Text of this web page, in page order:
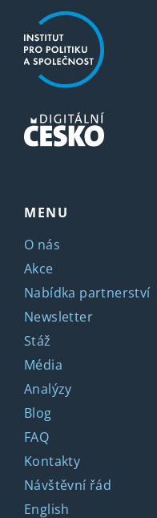
MENU
O nás
Akce
Nabídka partnerství
Newsletter
Stáž
Média
Analýzy
Blog
FAQ
Kontakty
Návštěvní řád
English